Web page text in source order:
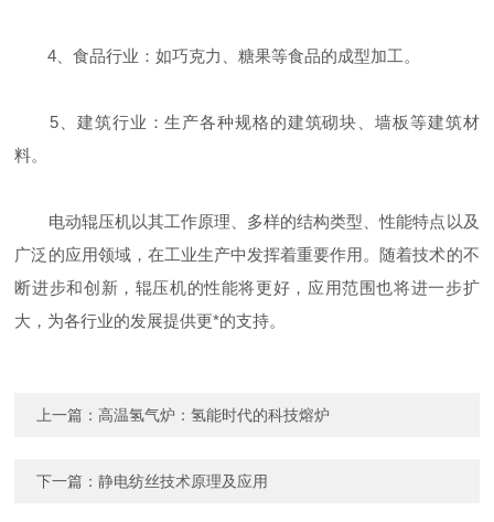
4、食品行业：如巧克力、糖果等食品的成型加工。
5、建筑行业：生产各种规格的建筑砌块、墙板等建筑材
料。
电动辊压机以其工作原理、多样的结构类型、性能特点以及
广泛的应用领域，在工业生产中发挥着重要作用。随着技术的不
断进步和创新，辊压机的性能将更好，应用范围也将进一步扩
大，为各行业的发展提供更*的支持。
上一篇：高温氢气炉：氢能时代的科技熔炉
下一篇：静电纺丝技术原理及应用